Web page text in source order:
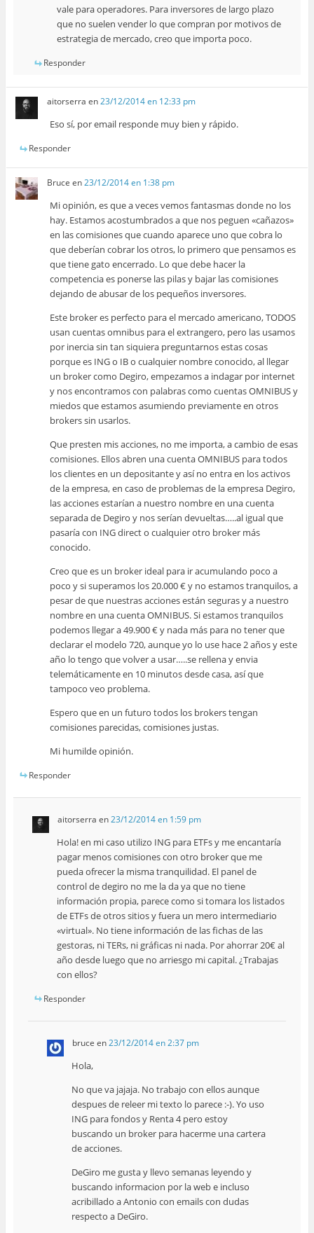
vale para operadores. Para inversores de largo plazo
que no suelen vender lo que compran por motivos de
estrategia de mercado, creo que importa poco.
Responder
aitorserra en23/12/2014 en 12:33 pm
Eso sí, por email responde muy bien y rápido.
Responder
Bruce en23/12/2014 en 1:38 pm
Mi opinión, es que a veces vemos fantasmas donde no los
hay. Estamos acostumbrados a que nos peguen «cañazos»
en las comisiones que cuando aparece uno que cobra lo
que deberían cobrar los otros, lo primero que pensamos es
que tiene gato encerrado. Lo que debe hacer la
competencia es ponerse las pilas y bajar las comisiones
dejando de abusar de los pequeños inversores.
Este broker es perfecto para el mercado americano, TODOS
usan cuentas omnibus para el extrangero, pero las usamos
por inercia sin tan siquiera preguntarnos estas cosas
porque es ING o IB o cualquier nombre conocido, al llegar
un broker como Degiro, empezamos a indagar por internet
y nos encontramos con palabras como cuentas OMNIBUS y
miedos que estamos asumiendo previamente en otros
brokers sin usarlos.
Que presten mis acciones, no me importa, a cambio de esas
comisiones. Ellos abren una cuenta OMNIBUS para todos
los clientes en un depositante y así no entra en los activos
de la empresa, en caso de problemas de la empresa Degiro,
las acciones estarían a nuestro nombre en una cuenta
separada de Degiro y nos serían devueltas…..al igual que
pasaría con ING direct o cualquier otro broker más
conocido.
Creo que es un broker ideal para ir acumulando poco a
poco y si superamos los 20.000 € y no estamos tranquilos, a
pesar de que nuestras acciones están seguras y a nuestro
nombre en una cuenta OMNIBUS. Si estamos tranquilos
podemos llegar a 49.900 € y nada más para no tener que
declarar el modelo 720, aunque yo lo use hace 2 años y este
año lo tengo que volver a usar…..se rellena y envia
telemáticamente en 10 minutos desde casa, así que
tampoco veo problema.
Espero que en un futuro todos los brokers tengan
comisiones parecidas, comisiones justas.
Mi humilde opinión.
Responder
aitorserra en23/12/2014 en 1:59 pm
Hola! en mi caso utilizo ING para ETFs y me encantaría
pagar menos comisiones con otro broker que me
pueda ofrecer la misma tranquilidad. El panel de
control de degiro no me la da ya que no tiene
información propia, parece como si tomara los listados
de ETFs de otros sitios y fuera un mero intermediario
«virtual». No tiene información de las fichas de las
gestoras, ni TERs, ni gráficas ni nada. Por ahorrar 20€ al
año desde luego que no arriesgo mi capital. ¿Trabajas
con ellos?
Responder
bruce en23/12/2014 en 2:37 pm
Hola,
No que va jajaja. No trabajo con ellos aunque
despues de releer mi texto lo parece :-). Yo uso
ING para fondos y Renta 4 pero estoy
buscando un broker para hacerme una cartera
de acciones.
DeGiro me gusta y llevo semanas leyendo y
buscando informacion por la web e incluso
acribillado a Antonio con emails con dudas
respecto a DeGiro.